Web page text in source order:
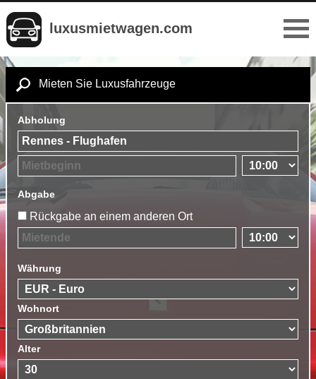
luxusmietwagen.com
Mieten Sie Luxusfahrzeuge
Abholung
Abgabe
Rückgabe an einem anderen Ort
Währung
Wohnort
Alter